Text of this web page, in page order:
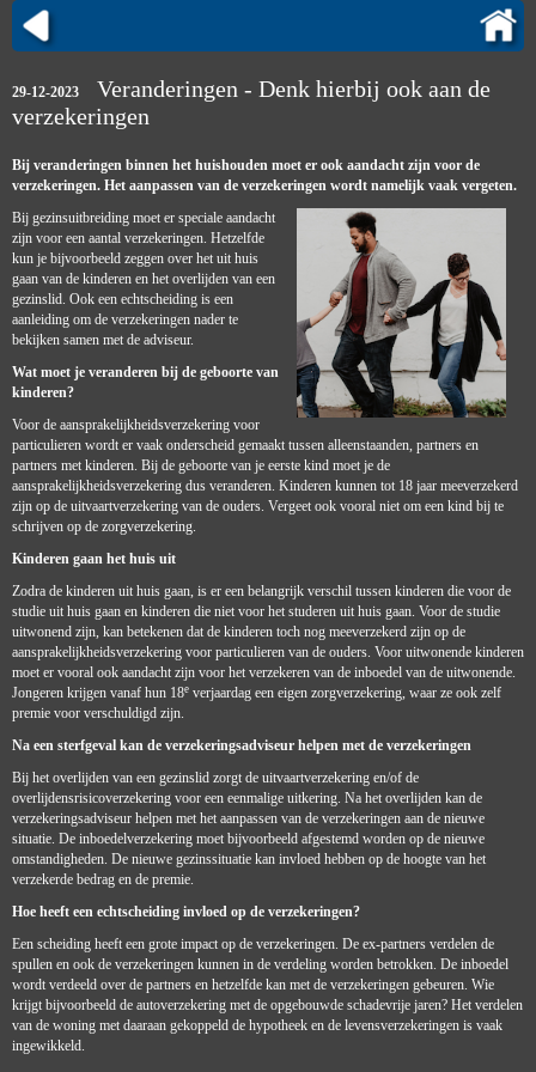
29-12-2023
Veranderingen - Denk hierbij ook aan de
verzekeringen
Bij veranderingen binnen het huishouden moet er ook aandacht zijn voor de
verzekeringen. Het aanpassen van de verzekeringen wordt namelijk vaak vergeten.
Bij gezinsuitbreiding moet er speciale aandacht
zijn voor een aantal verzekeringen. Hetzelfde
kun je bijvoorbeeld zeggen over het uit huis
gaan van de kinderen en het overlijden van een
gezinslid. Ook een echtscheiding is een
aanleiding om de verzekeringen nader te
bekijken samen met de adviseur.
Wat moet je veranderen bij de geboorte van
kinderen?
Voor de aansprakelijkheidsverzekering voor
particulieren wordt er vaak onderscheid gemaakt tussen alleenstaanden, partners en
partners met kinderen. Bij de geboorte van je eerste kind moet je de
aansprakelijkheidsverzekering dus veranderen. Kinderen kunnen tot 18 jaar meeverzekerd
zijn op de uitvaartverzekering van de ouders. Vergeet ook vooral niet om een kind bij te
schrijven op de zorgverzekering.
Kinderen gaan het huis uit
Zodra de kinderen uit huis gaan, is er een belangrijk verschil tussen kinderen die voor de
studie uit huis gaan en kinderen die niet voor het studeren uit huis gaan. Voor de studie
uitwonend zijn, kan betekenen dat de kinderen toch nog meeverzekerd zijn op de
aansprakelijkheidsverzekering voor particulieren van de ouders. Voor uitwonende kinderen
moet er vooral ook aandacht zijn voor het verzekeren van de inboedel van de uitwonende.
Jongeren krijgen vanaf hun 18e verjaardag een eigen zorgverzekering, waar ze ook zelf
premie voor verschuldigd zijn.
Na een sterfgeval kan de verzekeringsadviseur helpen met de verzekeringen
Bij het overlijden van een gezinslid zorgt de uitvaartverzekering en/of de
overlijdensrisicoverzekering voor een eenmalige uitkering. Na het overlijden kan de
verzekeringsadviseur helpen met het aanpassen van de verzekeringen aan de nieuwe
situatie. De inboedelverzekering moet bijvoorbeeld afgestemd worden op de nieuwe
omstandigheden. De nieuwe gezinssituatie kan invloed hebben op de hoogte van het
verzekerde bedrag en de premie.
Hoe heeft een echtscheiding invloed op de verzekeringen?
Een scheiding heeft een grote impact op de verzekeringen. De ex-partners verdelen de
spullen en ook de verzekeringen kunnen in de verdeling worden betrokken. De inboedel
wordt verdeeld over de partners en hetzelfde kan met de verzekeringen gebeuren. Wie
krijgt bijvoorbeeld de autoverzekering met de opgebouwde schadevrije jaren? Het verdelen
van de woning met daaraan gekoppeld de hypotheek en de levensverzekeringen is vaak
ingewikkeld.